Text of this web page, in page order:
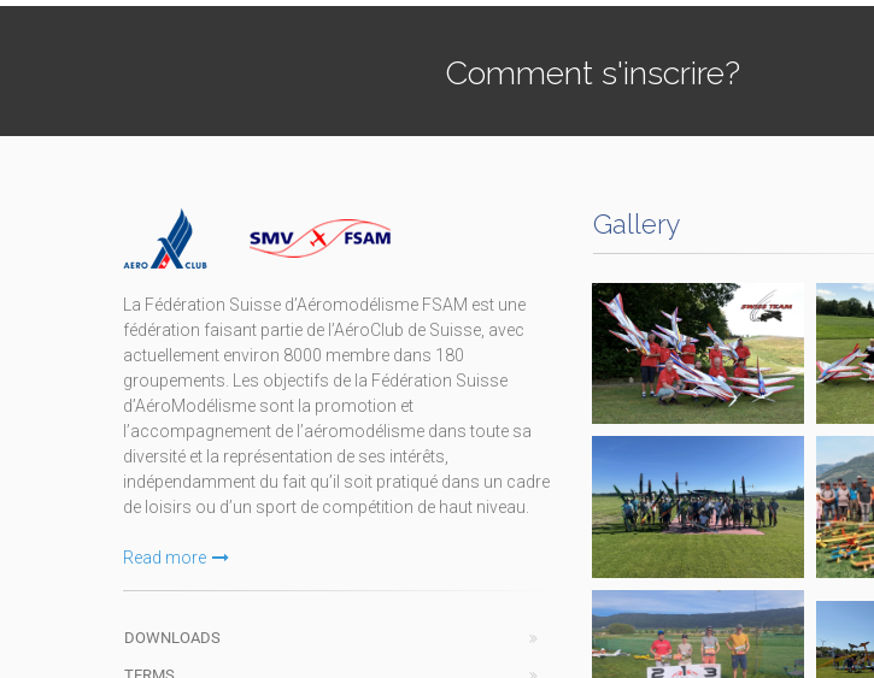
Comment s'inscrire?
La Fédération Suisse d’Aéromodélisme FSAM est une
fédération faisant partie de l’AéroClub de Suisse, avec
actuellement environ 8000 membre dans 180
groupements. Les objectifs de la Fédération Suisse
d’AéroModélisme sont la promotion et
l’accompagnement de l’aéromodélisme dans toute sa
diversité et la représentation de ses intérêts,
indépendamment du fait qu’il soit pratiqué dans un cadre
de loisirs ou d’un sport de compétition de haut niveau.
Read more
DOWNLOADS
Gallery